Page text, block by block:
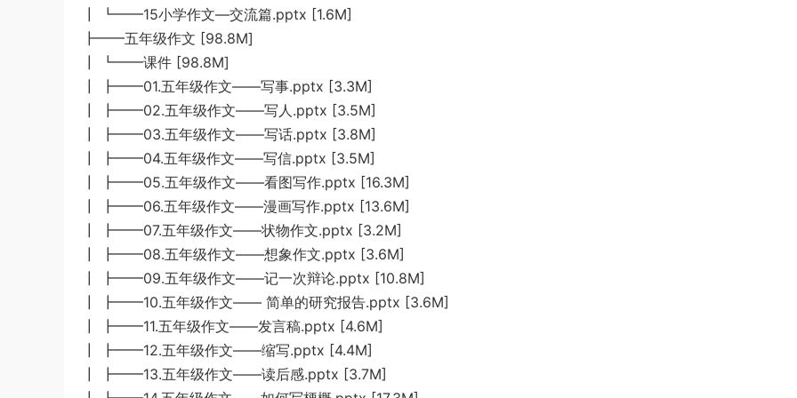
┃ ┗━━15小学作文—交流篇.pptx [1.6M]
┣━━五年级作文 [98.8M]
┃ ┗━━课件 [98.8M]
┃ ┣━━01.五年级作文——写事.pptx [3.3M]
┃ ┣━━02.五年级作文——写人.pptx [3.5M]
┃ ┣━━03.五年级作文——写话.pptx [3.8M]
┃ ┣━━04.五年级作文——写信.pptx [3.5M]
┃ ┣━━05.五年级作文——看图写作.pptx [16.3M]
┃ ┣━━06.五年级作文——漫画写作.pptx [13.6M]
┃ ┣━━07.五年级作文——状物作文.pptx [3.2M]
┃ ┣━━08.五年级作文——想象作文.pptx [3.6M]
┃ ┣━━09.五年级作文——记一次辩论.pptx [10.8M]
┃ ┣━━10.五年级作文—— 简单的研究报告.pptx [3.6M]
┃ ┣━━11.五年级作文——发言稿.pptx [4.6M]
┃ ┣━━12.五年级作文——缩写.pptx [4.4M]
┃ ┣━━13.五年级作文——读后感.pptx [3.7M]